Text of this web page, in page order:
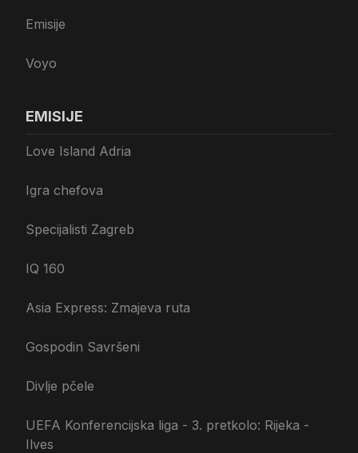
Emisije
Voyo
EMISIJE
Love Island Adria
Igra chefova
Specijalisti Zagreb
IQ 160
Asia Express: Zmajeva ruta
Gospodin Savršeni
Divlje pčele
UEFA Konferencijska liga - 3. pretkolo: Rijeka -
Ilves